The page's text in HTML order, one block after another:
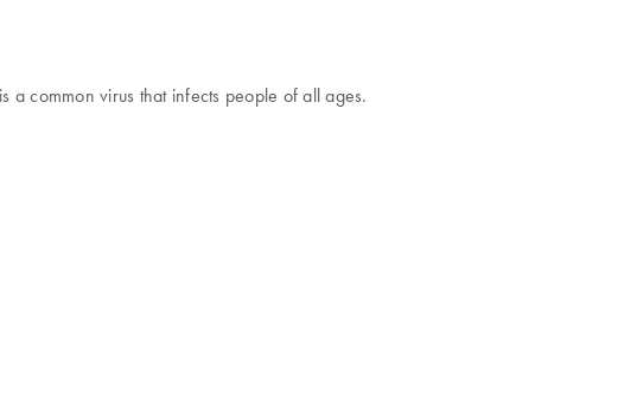
common virus that infects people of all ages.